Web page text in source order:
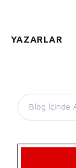
YAZARLAR